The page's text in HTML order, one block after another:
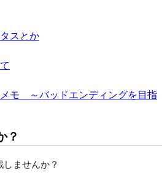
スとか
モ ～バッドエンディングを目指
？
ませんか？